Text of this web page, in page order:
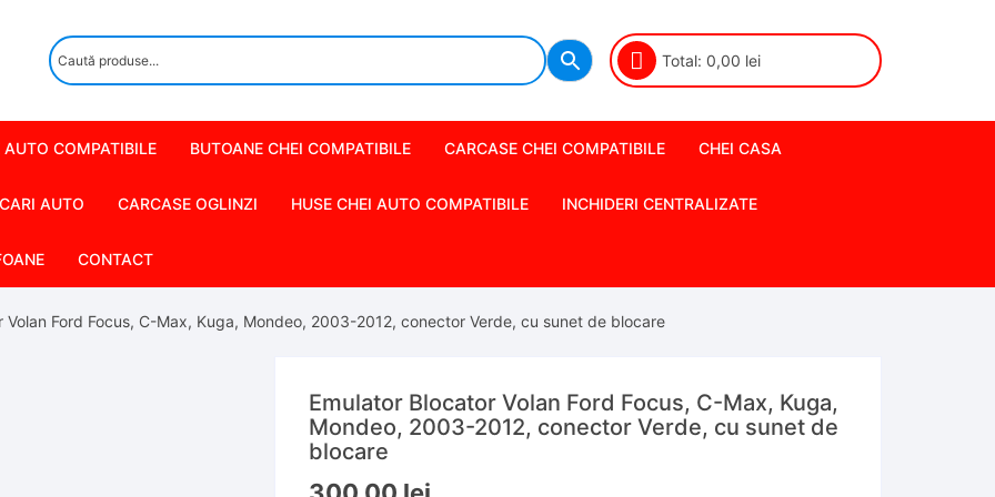
Total: 0,00 lei
AUTO COMPATIBILE BUTOANE CHEI COMPATIBILE CARCASE CHEI COMPATIBILE CHEI CASA
AUTO CARCASE OGLINZI HUSE CHEI AUTO COMPATIBILE INCHIDERI CENTRALIZATE
CONTACT
Volan Ford Focus, C-Max, Kuga, Mondeo, 2003-2012, conector Verde, cu sunet de blocare
Emulator Blocator Volan Ford Focus, C-Max, Kuga,
Mondeo, 2003-2012, conector Verde, cu sunet de
blocare